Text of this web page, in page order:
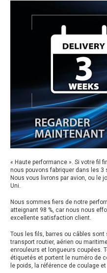
« Haute performance ». Si votre fil
nous pouvons fabriquer dans les
Nous vous livrons par avion, ou le
Uni.
Nous sommes fiers de notre
atteignant 98 %, car nous nous
excellente satisfaction client.
Tous les fils, barres ou câbles
transport routier, aérien ou
enrouleurs et longueurs coupées.
étiquetés et portent le numéro de
le poids, la référence de coulage